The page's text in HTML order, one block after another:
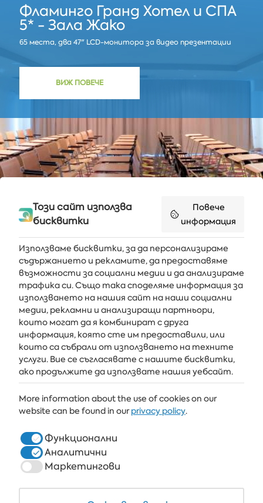
Фламинго Гранд Хотел и СПА
5* - Зала Жако
65 места, два 47" LCD-монитора за видео презентации
ВИЖ ПОВЕЧЕ
Получавайте последните новини и оферти направо във
вашата пощенска кутия
АБОНИРАЙ СЕ
АЛБЕНА
ХОТЕЛИ
ЗДРАВЕ & СПА
РЕСТОРАНТИ И БАРОВЕ
Този сайт използва
бисквитки
Повече
информация
Използваме бисквитки, за да персонализираме
съдържанието и рекламите, да предоставяме
възможности за социални медии и да анализираме
трафика си. Също така споделяме информация за
използването на нашия сайт на наши социални
медии, рекламни и анализиращи партньори,
които могат да я комбинират с друга
информация, която сте им предоставили, или
които са събрали от използването на техните
услуги. Вие се съгласявате с нашите бисквитки,
ако продължите да използвате нашия уебсайт.
More information about the use of cookies on our
website can be found in ourprivacy policy.
Функционални
Аналитични
Маркетингови